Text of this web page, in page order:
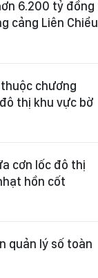
6.200 tỷ đồng
cảng Liên Chiểu
chương
thị khu vực bờ
cơn lốc đô thị
hồn cốt
quản lý số toàn